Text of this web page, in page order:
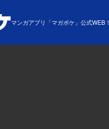
マンガアプリ「マガポケ」公式WEB！